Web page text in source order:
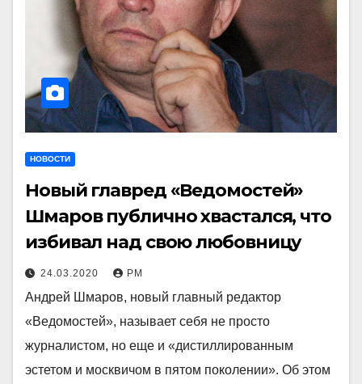
НОВОСТИ
Новый главред «Ведомостей»
Шмаров публично хвастался, что
избивал над свою любовницу
24.03.2020 РМ
Андрей Шмаров, новый главный редактор
«Ведомостей», называет себя не просто
журналистом, но еще и «дистиллированным
эстетом и москвичом в пятом поколении». Об этом